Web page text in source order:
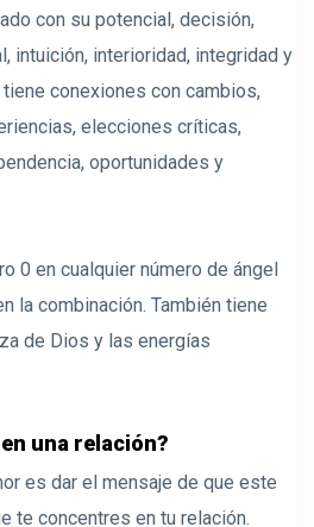
con su potencial, decisión,
intuición, interioridad, integridad y
conexiones con cambios,
elecciones críticas,
oportunidades y
0 en cualquier número de ángel
la combinación. También tiene
de Dios y las energías
una relación?
es dar el mensaje de que este
te concentres en tu relación.